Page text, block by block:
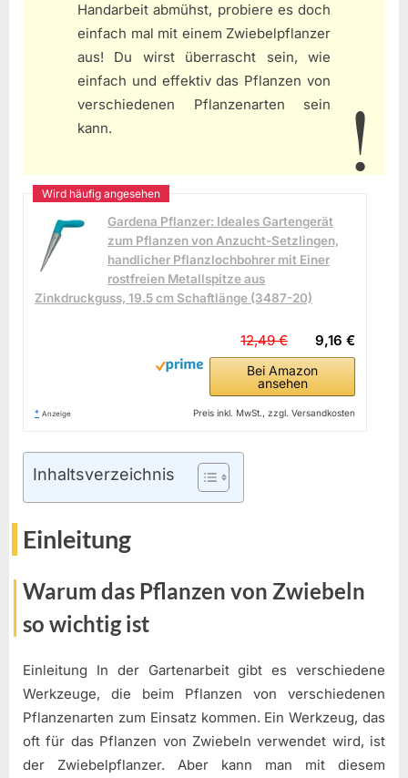
Handarbeit abmühst, probiere es doch
einfach mal mit einem Zwiebelpflanzer
aus! Du wirst überrascht sein, wie
einfach und effektiv das Pflanzen von
verschiedenen Pflanzenarten sein
kann.
Gardena Pflanzer: Ideales Gartengerät
zum Pflanzen von Anzucht-Setzlingen,
handlicher Pflanzlochbohrer mit Einer
rostfreien Metallspitze aus
Zinkdruckguss, 19.5 cm Schaftlänge (3487-20)
9,16 €
12,49 €
Bei Amazon
ansehen
* Anzeige Preis inkl. MwSt., zzgl. Versandkosten
Inhaltsverzeichnis
Einleitung
Warum das Pflanzen von Zwiebeln
so wichtig ist
Einleitung In der Gartenarbeit gibt es verschiedene
Werkzeuge, die beim Pflanzen von verschiedenen
Pflanzenarten zum Einsatz kommen. Ein Werkzeug, das
oft für das Pflanzen von Zwiebeln verwendet wird, ist
der Zwiebelpflanzer. Aber kann man mit diesem